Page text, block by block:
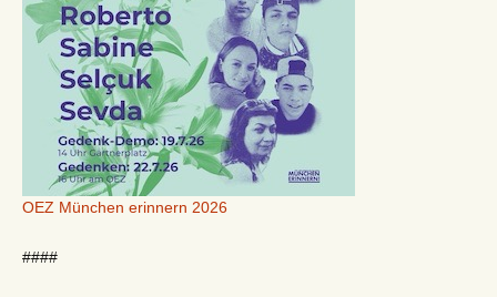
OEZ München erinnern 2026
####